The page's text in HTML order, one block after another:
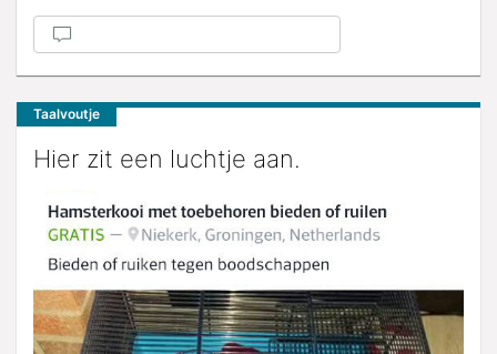
Taalvoutje
Hier zit een luchtje aan.